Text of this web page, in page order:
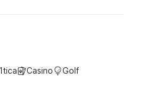
Casino
Golf